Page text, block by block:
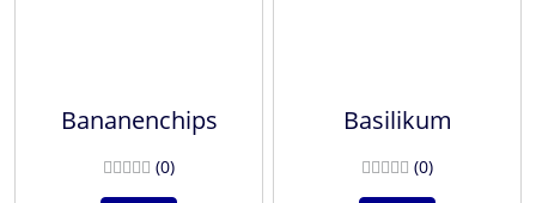
Bananenchips
(0Bewertungen
)
Basilikum
(0)